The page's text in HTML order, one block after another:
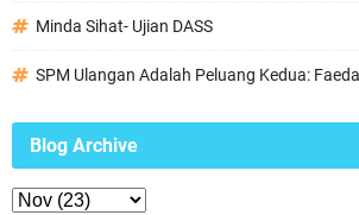
Minda Sihat- Ujian DASS
SPM Ulangan Adalah Peluang Kedua:
Blog Archive